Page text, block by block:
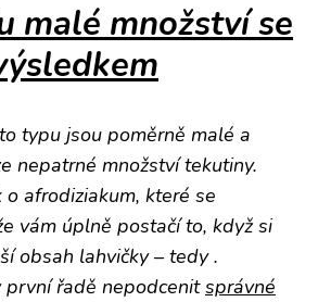
malé množství se
typu jsou poměrně malé a
nepatrné množství tekutiny.
o afrodiziakum, které se
vám úplně postačí to, když si
obsah lahvičky – tedy.
první řadě nepodcenitsprávné